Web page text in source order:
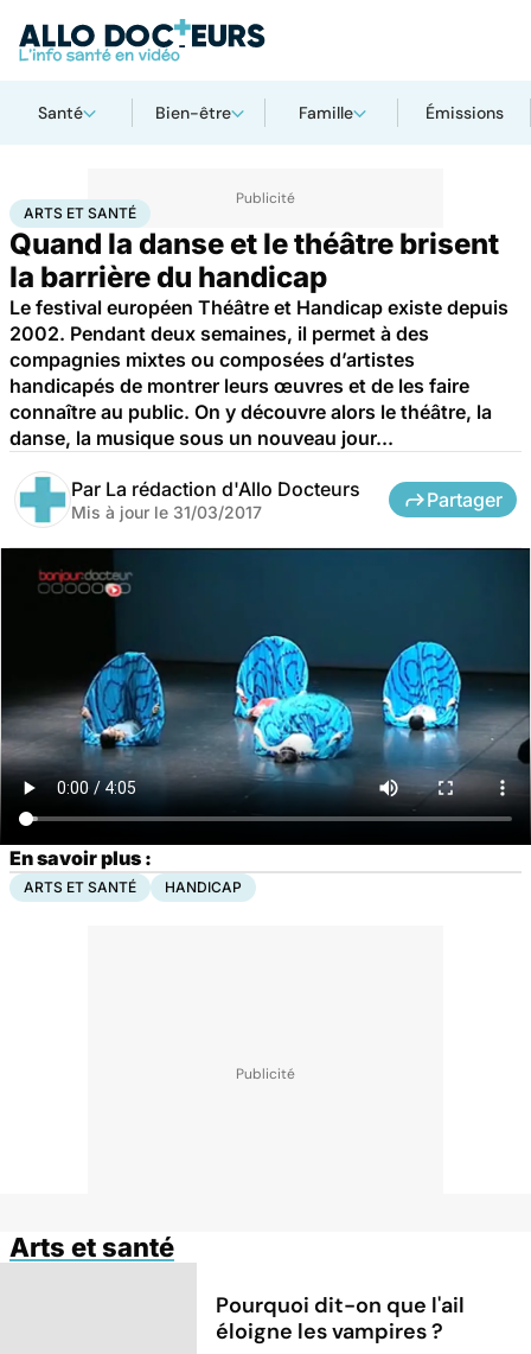
Santé Bien-être Famille Émissions
AccueilBien-êtreArts et santé
ARTS ET SANTÉ
Quand la danse et le théâtre brisent
la barrière du handicap
Le festival européen Théâtre et Handicap existe depuis
2002. Pendant deux semaines, il permet à des
compagnies mixtes ou composées d’artistes
handicapés de montrer leurs œuvres et de les faire
connaître au public. On y découvre alors le théâtre, la
danse, la musique sous un nouveau jour...
Par La rédaction d'Allo Docteurs
Mis à jour le 31/03/2017
Partager
En savoir plus :
ARTS ET SANTÉ HANDICAP
Arts et santé
Pourquoi dit-on que l'ail
éloigne les vampires ?